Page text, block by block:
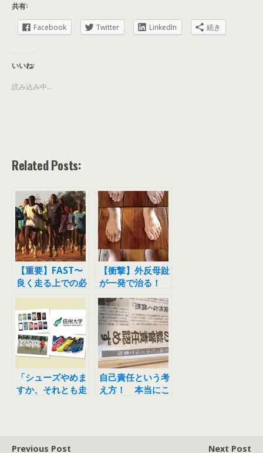
共有:
Facebook Twitter LinkedIn 続き
いいね:
読み込み中...
Related Posts:
【重要】FAST〜
良く走る上での必
要な要素〜 ケニ
ア人のトレーニン
グから学ぼう
【衝撃】外反母趾
が一発で治る！
「シューズやめま
すか、それとも走
自己責任という考
え方！ 本当にこ
Previous Post Next Post